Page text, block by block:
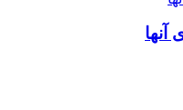
آنها